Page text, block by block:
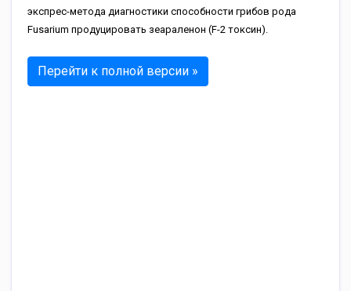
экспрес-метода диагностики способности грибов рода
Fusarium продуцировать зеараленон (F-2 токсин).
Перейти к полной версии »